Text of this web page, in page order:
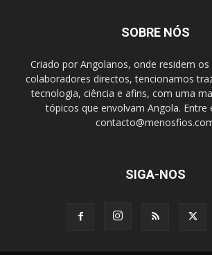
SOBRE NÓS
Criado por Angolanos, onde residem
colaboradores directos, tencionamos
tecnologia, ciência e afins, com uma
tópicos que envolvam Angola. Entre
SIGA-NOS